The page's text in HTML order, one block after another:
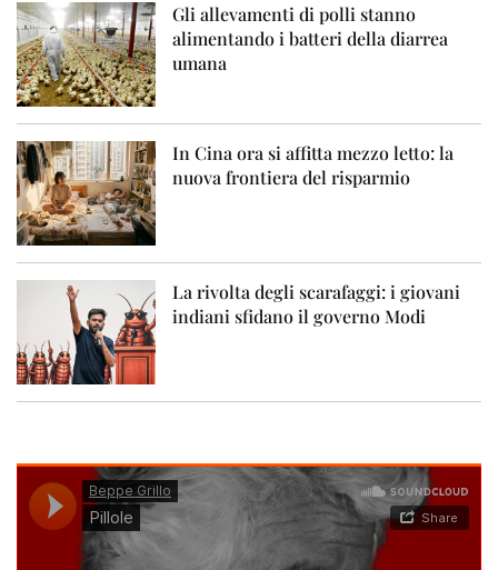
Gli allevamenti di polli stanno
alimentando i batteri della diarrea
umana
In Cina ora si affitta mezzo letto: la
nuova frontiera del risparmio
La rivolta degli scarafaggi: i giovani
indiani sfidano il governo Modi